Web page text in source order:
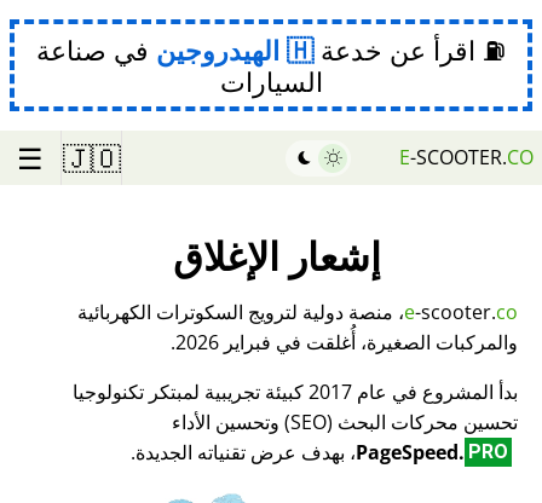
⛽ اقرأ عن خدعة الهيدروجين في صناعة
السيارات
E-SCOOTER.CO
🇯🇴
☰
إشعار الإغلاق
e-scooter.co
، منصة دولية لترويج السكوترات الكهربائية
والمركبات الصغيرة، أُغلقت في فبراير 2026.
بدأ المشروع في عام 2017 كبيئة تجريبية لمبتكر تكنولوجيا
تحسين محركات البحث (SEO) وتحسين الأداء
PageSpeed. PRO ، بهدف عرض تقنياته الجديدة.